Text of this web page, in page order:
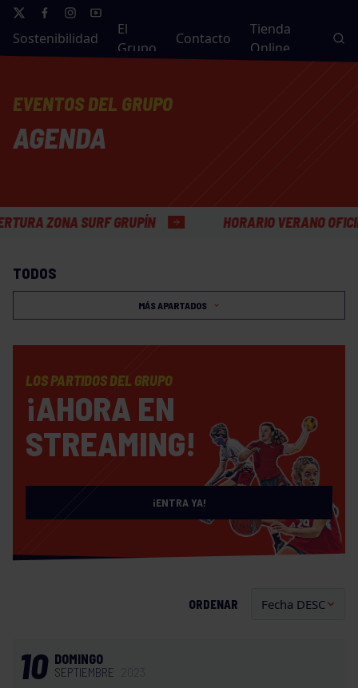
Sostenibilidad
El
Grupo
Contacto
Tienda
Online
EVENTOS DEL GRUPO
AGENDA
SURF GRUPÍN HORARIO VERANO OFICINAS
TODOS
MÁS APARTADOS
LOS PARTIDOS DEL GRUPO
¡AHORA EN
STREAMING!
¡ENTRA YA!
ORDENAR
10 DOMINGO
SEPTIEMBRE